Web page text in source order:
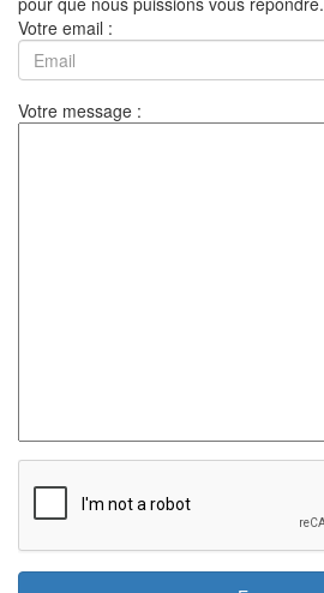
Votre email :
Votre message :